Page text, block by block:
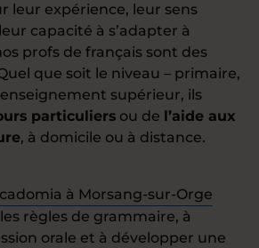
leur expérience, leur sens
capacité à s’adapter à
profs de français sont des
que soit le niveau – primaire,
supérieur, ils
particuliers ou de l’aide aux
, à domicile ou à distance.
à Morsang-sur-Orge
règles de grammaire, à
orale et à développer une